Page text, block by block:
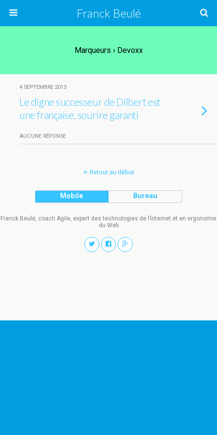
Franck Beulé
Marqueurs › Devoxx
4 SEPTEMBRE 2013
Le digne successeur de Dilbert est
une française, sourire garanti
AUCUNE RÉPONSE
Retour au début
Mobile Bureau
Franck Beulé, coach Agile, expert des technologies de l’Internet et en ergonomie
du Web